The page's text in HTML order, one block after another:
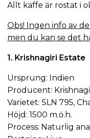
Allt kaffe är rostat i
Obs! Ingen info av
men du kan se det
1. Krishnagiri Estate
Ursprung: Indien
Producent:
Varietet: SLN 795,
Höjd: 1500 m.ö.h.
Process: Naturlig